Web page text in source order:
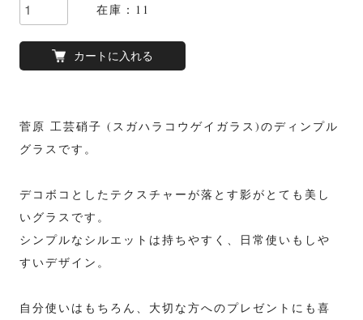
在庫：11
カートに入れる
菅原 工芸硝子 (スガハラコウゲイガラス)のディンプル
グラスです。
デコボコとしたテクスチャーが落とす影がとても美し
いグラスです。
シンプルなシルエットは持ちやすく、日常使いもしや
すいデザイン。
自分使いはもちろん、大切な方へのプレゼントにも喜